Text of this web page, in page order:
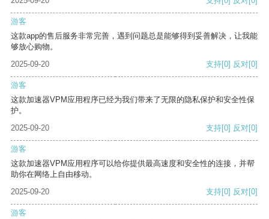
游客
这款app的售后服务非常完善，遇到问题总是能够得到妥善解决，让我能
够放心购物。
2025-09-20
支持[0] 反对[0]
游客
这款加速器VPM应用程序已经为我们带来了无限的隐私保护和安全性保
护。
2025-09-20
支持[0] 反对[0]
游客
这款加速器VPM应用程序可以给你提供最高速度和安全性的连接，并帮
助你在网络上自由移动。
2025-09-20
支持[0] 反对[0]
游客